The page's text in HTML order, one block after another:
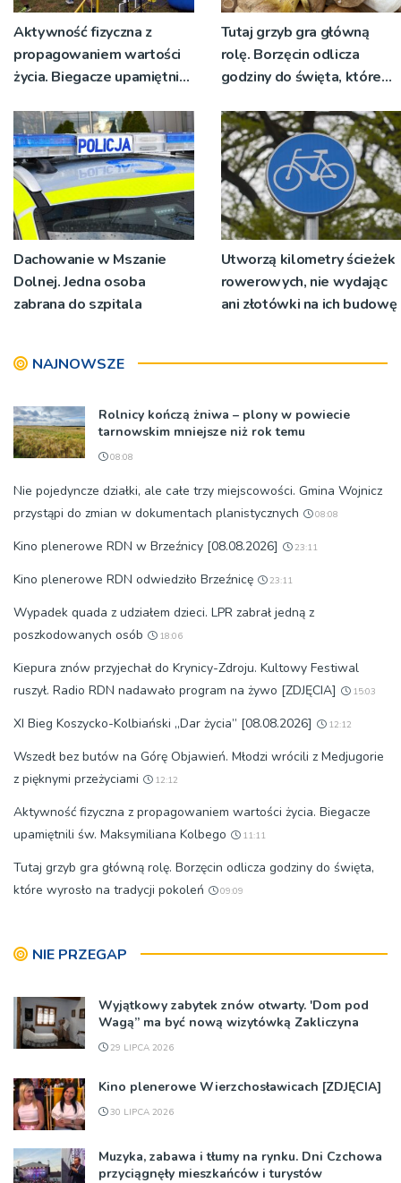
Aktywność fizyczna z
propagowaniem wartości
życia. Biegacze upamiętnili
Tutaj grzyb gra główną
rolę. Borzęcin odlicza
godziny do święta, które
pokoleń
Dachowanie w Mszanie
Dolnej. Jedna osoba
zabrana do szpitala
Utworzą kilometry ścieżek
rowerowych, nie wydając
ani złotówki na ich budowę
NAJNOWSZE
Rolnicy kończą żniwa – plony w powiecie
tarnowskim mniejsze niż rok temu
08:08
Nie pojedyncze działki, ale całe trzy miejscowości. Gmina Wojnicz
przystąpi do zmian w dokumentach planistycznych
08:08
Kino plenerowe RDN w Brzeźnicy [08.08.2026] 23:11
Kino plenerowe RDN odwiedziło Brzeźnicę 23:11
Wypadek quada z udziałem dzieci. LPR zabrał jedną z
poszkodowanych osób
18:06
Kiepura znów przyjechał do Krynicy-Zdroju. Kultowy Festiwal
ruszył. Radio RDN nadawało program na żywo [ZDJĘCIA]
15:03
XI Bieg Koszycko-Kolbiański „Dar życia” [08.08.2026] 12:12
Wszedł bez butów na Górę Objawień. Młodzi wrócili z Medjugorie
z pięknymi przeżyciami
12:12
Aktywność fizyczna z propagowaniem wartości życia. Biegacze
upamiętnili św. Maksymiliana Kolbego
11:11
Tutaj grzyb gra główną rolę. Borzęcin odlicza godziny do święta,
które wyrosło na tradycji pokoleń
09:09
NIE PRZEGAP
Wyjątkowy zabytek znów otwarty. 'Dom pod
Wagą” ma być nową wizytówką Zakliczyna
29 LIPCA 2026
Kino plenerowe Wierzchosławicach [ZDJĘCIA]
30 LIPCA 2026
Muzyka, zabawa i tłumy na rynku. Dni Czchowa
przyciągnęły mieszkańców i turystów